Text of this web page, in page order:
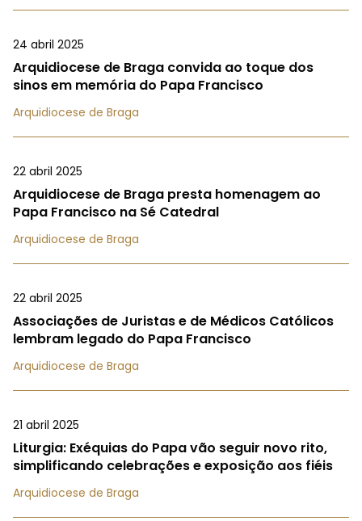
24 abril 2025
Arquidiocese de Braga convida ao toque dos
sinos em memória do Papa Francisco
Arquidiocese de Braga
22 abril 2025
Arquidiocese de Braga presta homenagem ao
Papa Francisco na Sé Catedral
Arquidiocese de Braga
22 abril 2025
Associações de Juristas e de Médicos Católicos
lembram legado do Papa Francisco
Arquidiocese de Braga
21 abril 2025
Liturgia: Exéquias do Papa vão seguir novo rito,
simplificando celebrações e exposição aos fiéis
Arquidiocese de Braga